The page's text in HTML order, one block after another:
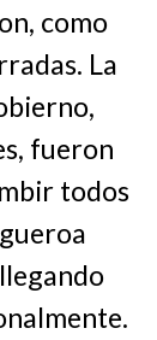
como
La
fueron
todos